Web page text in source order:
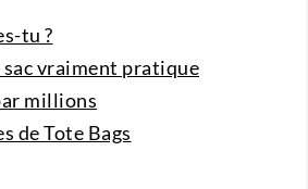
tu ?
sac vraiment pratique
millions
de Tote Bags